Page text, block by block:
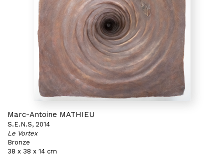
Marc-Antoine MATHIEU
S.E.N.S, 2014
Le Vortex
Bronze
38 x 38 x 14 cm